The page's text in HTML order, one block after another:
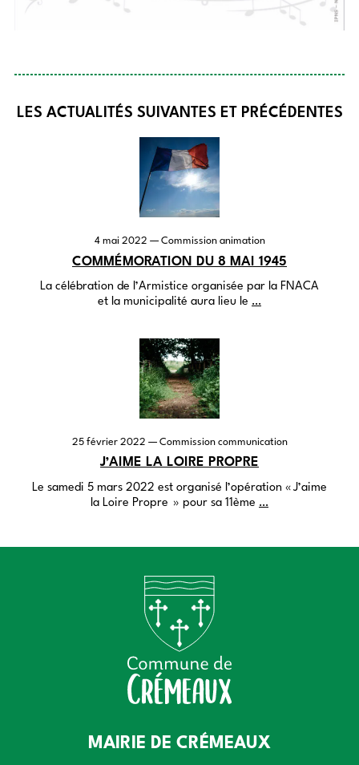
LES ACTUALITÉS SUIVANTES ET PRÉCÉDENTES
4 mai 2022 — Commission animation
COMMÉMORATION DU 8 MAI 1945
La célébration de l’Armistice organisée par la FNACA
et la municipalité aura lieu le …
25 février 2022 — Commission communication
J’AIME LA LOIRE PROPRE
Le samedi 5 mars 2022 est organisé l’opération « J’aime
la Loire Propre » pour sa 11ème …
MAIRIE DE CRÉMEAUX